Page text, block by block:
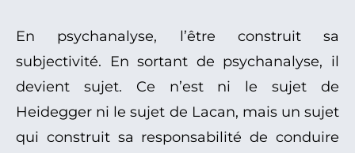
En psychanalyse, l’être construit sa
subjectivité. En sortant de psychanalyse, il
devient sujet. Ce n’est ni le sujet de
Heidegger ni le sujet de Lacan, mais un sujet
qui construit sa responsabilité de conduire